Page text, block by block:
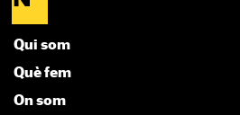
Qui som
Què fem
On som